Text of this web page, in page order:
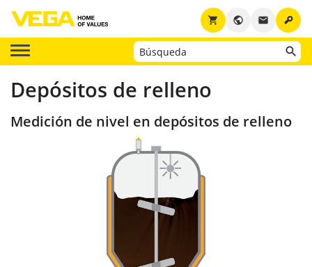
key
email
public
shopping_cart
Depósitos de relleno
Medición de nivel en depósitos de relleno